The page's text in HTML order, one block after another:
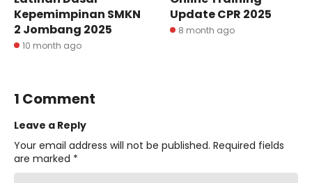
Kepemimpinan SMKN
2 Jombang 2025
10 month ago
Update CPR 2025
8 month ago
1 Comment
Leave a Reply
Your email address will not be published. Required fields
are marked *